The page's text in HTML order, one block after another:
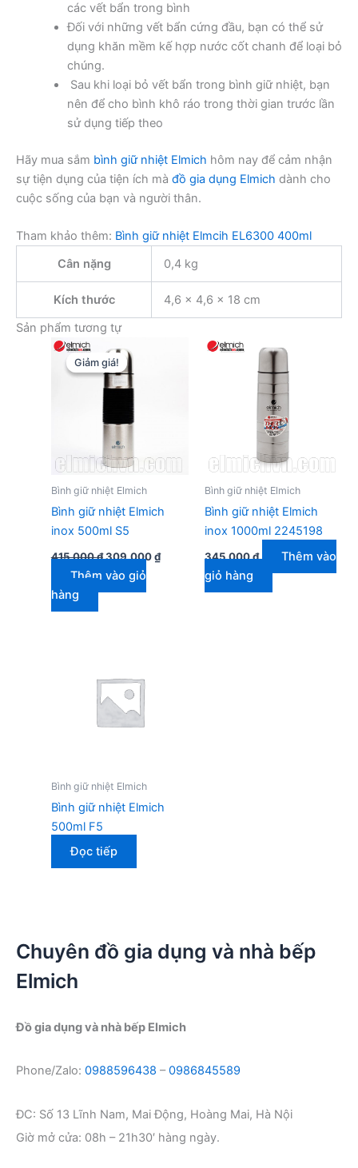
các vết bẩn trong bình
Đối với những vết bẩn cứng đầu, bạn có thể sử
dụng khăn mềm kế hợp nước cốt chanh để loại bỏ
chúng.
Sau khi loại bỏ vết bẩn trong bình giữ nhiệt, bạn
nên để cho bình khô ráo trong thời gian trước lần
sử dụng tiếp theo
Hãy mua sắm bình giữ nhiệt Elmich hôm nay để cảm nhận
sự tiện dụng của tiện ích mà đồ gia dụng Elmich dành cho
cuộc sống của bạn và người thân.
Tham khảo thêm: Bình giữ nhiệt Elmcih EL6300 400ml
Cân nặng
0,4 kg
Kích thước
4,6 × 4,6 × 18 cm
Sản phẩm tương tự
Giảm giá!
Giảm giá!
Bình giữ nhiệt Elmich
Bình giữ nhiệt Elmich
inox 500ml S5
415.000₫ Giá
là:
415.000 ₫.
309.000₫Giá
hiện
Thêm vào giỏ
hàng
Bình giữ nhiệt Elmich
Bình giữ nhiệt Elmich
inox 1000ml 2245198
345.000₫
Thêm vào
giỏ hàng
Bình giữ nhiệt Elmich
Bình giữ nhiệt Elmich
500ml F5
Đọc tiếp
Chuyên đồ gia dụng và nhà bếp
Elmich
Đồ gia dụng và nhà bếp Elmich
Phone/Zalo: 0988596438 –0986845589
ĐC: Số 13 Lĩnh Nam, Mai Động, Hoàng Mai, Hà Nội
Giờ mở cửa: 08h – 21h30′ hàng ngày.